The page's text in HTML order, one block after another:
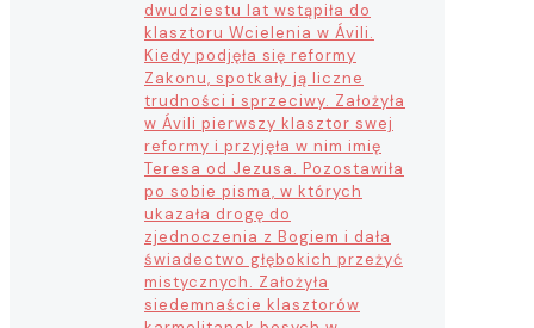
dwudziestu lat wstąpiła do
klasztoru Wcielenia w Ávili.
Kiedy podjęła się reformy
Zakonu, spotkały ją liczne
trudności i sprzeciwy. Założyła
w Ávili pierwszy klasztor swej
reformy i przyjęła w nim imię
Teresa od Jezusa. Pozostawiła
po sobie pisma, w których
ukazała drogę do
zjednoczenia z Bogiem i dała
świadectwo głębokich przeżyć
mistycznych. Założyła
siedemnaście klasztorów